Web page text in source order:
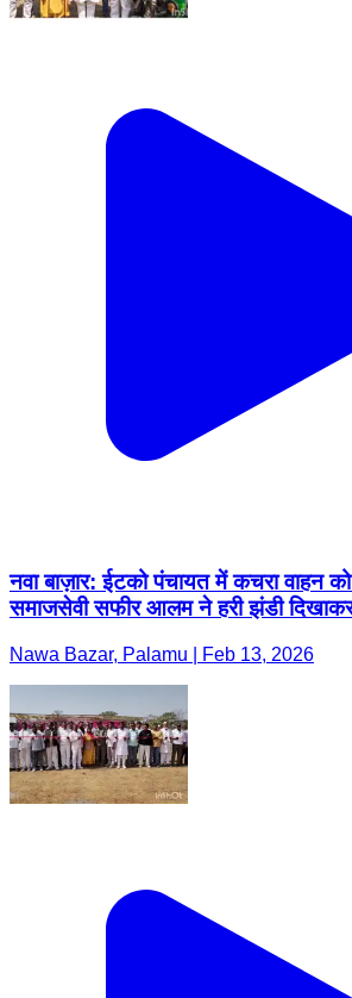
नवा बाज़ार: ईटको पंचायत में कचरा वाहन
समाजसेवी सफीर आलम ने हरी झंडी दिखाकर
Nawa Bazar, Palamu | Feb 13, 2026